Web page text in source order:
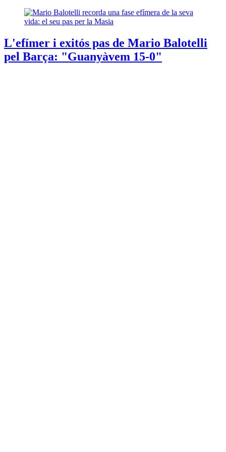
L'efímer i exitós pas de Mario Balotelli
pel Barça: "Guanyàvem 15-0"